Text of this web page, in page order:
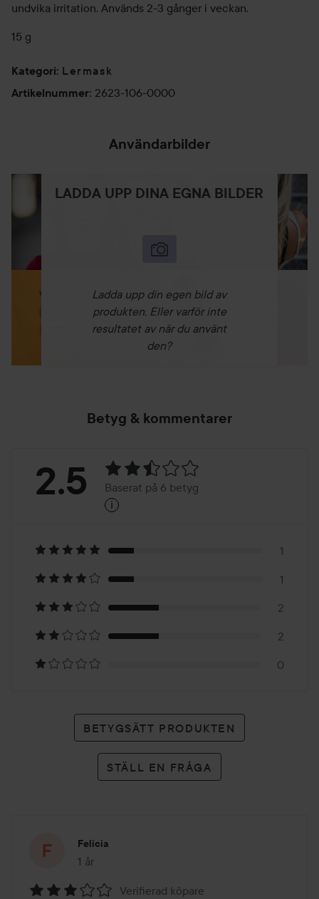
undvika irritation. Används 2-3 gånger i veckan.
15 g
Kategori: Lermask
Artikelnummer: 2623-106-0000
Användarbilder
LADDA UPP DINA EGNA BILDER
Ladda upp din egen bild av
produkten. Eller varför inte
resultatet av när du använt
den?
Betyg & kommentarer
Betyg:
Baserat
på
6
betyg
2.5 Baserat på 6 betyg
i
1
1
2
2
0
BETYGSÄTT PRODUKTEN
STÄLL EN FRÅGA
Felicia
1 år
Inlägget skapades 1 år
Verifierad köpare